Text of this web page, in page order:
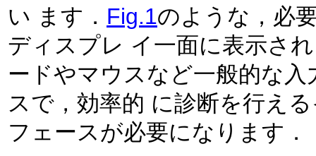
い ます． Fig.1のような，必
ディスプレ イ一面に表示さ
ードやマウスなど一般的な入
スで，効率的 に診断を行え
フェースが必要になります．